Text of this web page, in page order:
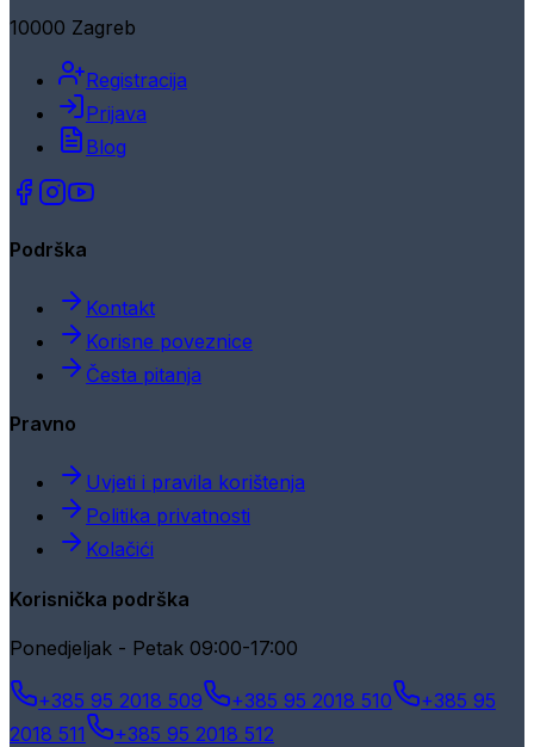
10000 Zagreb
Registracija
Prijava
Blog
Podrška
Kontakt
Korisne poveznice
Česta pitanja
Pravno
Uvjeti i pravila korištenja
Politika privatnosti
Kolačići
Korisnička podrška
Ponedjeljak - Petak 09:00-17:00
+385 95 2018 509 +385 95 2018 510
+385 95
2018 511
+385 95 2018 512